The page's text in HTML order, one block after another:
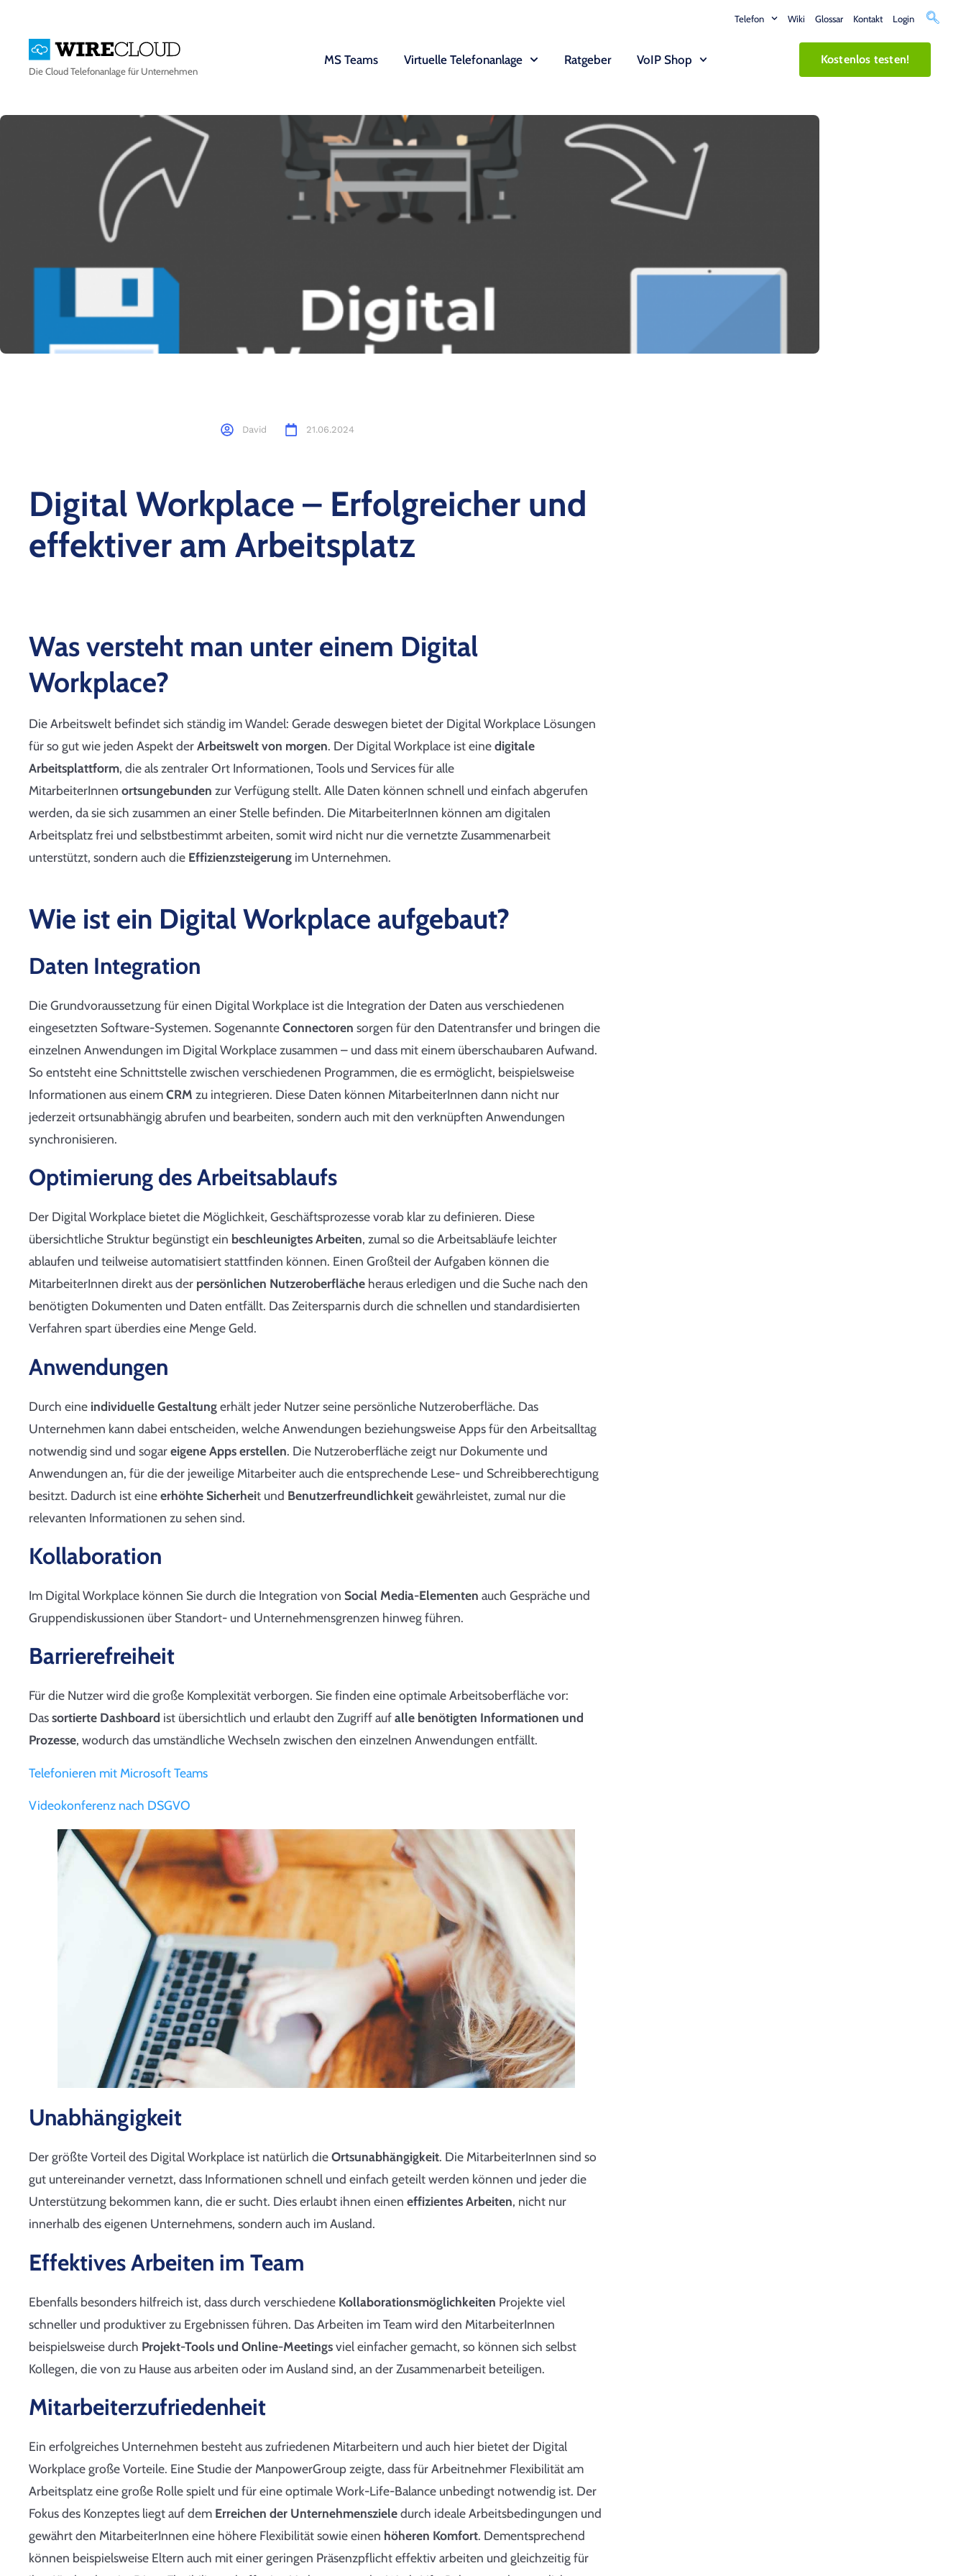
Telefon Wiki Glossar Kontakt Login
DieCloud Telefonanlagefür Unternehmen
MS Teams Virtuelle Telefonanlage Ratgeber VoIP Shop Kostenlos testen!
David 21.06.2024
Digital Workplace – Erfolgreicher und
effektiver am Arbeitsplatz
Was versteht man unter einem Digital
Workplace?
Die Arbeitswelt befindet sich ständig im Wandel: Gerade deswegen bietet der Digital Workplace Lösungen
für so gut wie jeden AspektderArbeitswelt von morgen. Der Digital Workplace ist einedigitale
Arbeitsplattform, die als zentraler Ort Informationen, Tools und Services für alle
MitarbeiterInnen ortsungebunden zur Verfügung stellt. Alle Daten können schnell und einfach abgerufen
werden, da sie sich zusammen an einer Stelle befinden. Die MitarbeiterInnen können am digitalen
Arbeitsplatz frei und selbstbestimmt arbeiten, somit wird nicht nur die vernetzte Zusammenarbeit
unterstützt, sondern auch die Effizienzsteigerung im Unternehmen.
Wie ist ein Digital Workplace aufgebaut?
Daten Integration
Die Grundvoraussetzung für einen Digital Workplace ist die Integration der Daten aus verschiedenen
eingesetzten Software-Systemen. SogenannteConnectoren sorgen für den Datentransfer und bringen die
einzelnen Anwendungen im Digital Workplace zusammen – und dass mit einem überschaubaren Aufwand.
So entsteht eine Schnittstelle zwischen verschiedenen Programmen, die es ermöglicht, beispielsweise
Informationen aus einemCRM zu integrieren. Diese Daten können MitarbeiterInnen dann nicht nur
jederzeit ortsunabhängig abrufen und bearbeiten, sondern auch mit den verknüpften Anwendungen
synchronisieren.
Optimierung des Arbeitsablaufs
Der Digital Workplace bietet die Möglichkeit, Geschäftsprozesse vorab klar zu definieren. Diese
übersichtliche Struktur begünstigt ein beschleunigtes Arbeiten, zumal so die Arbeitsabläufe leichter
ablaufen und teilweise automatisiert stattfinden können. Einen Großteil der Aufgaben können die
MitarbeiterInnen direkt aus der persönlichen Nutzeroberfläche heraus erledigen und die Suche nach den
benötigten Dokumenten und Daten entfällt. Das Zeitersparnis durch die schnellen und standardisierten
Verfahren spart überdies eine Menge Geld.
Anwendungen
Durch eine individuelle Gestaltungerhält jeder Nutzer seine persönliche Nutzeroberfläche. Das
Unternehmen kann dabei entscheiden, welche Anwendungen beziehungsweise Apps für den Arbeitsalltag
notwendig sind und sogareigene Apps erstellen. Die Nutzeroberfläche zeigt nur Dokumente und
Anwendungen an, für die der jeweilige Mitarbeiter auch die entsprechende Lese- und Schreibberechtigung
besitzt. Dadurch ist eineerhöhte Sicherheit und Benutzerfreundlichkeitgewährleistet, zumal nur die
relevanten Informationen zu sehen sind.
Kollaboration
Im Digital Workplace können Sie durch die Integration von Social Media-Elementen auch Gespräche und
Gruppendiskussionen über Standort- und Unternehmensgrenzen hinweg führen.
Barrierefreiheit
Für die Nutzer wird die große Komplexität verborgen. Sie finden eine optimale Arbeitsoberfläche vor:
Dassortierte Dashboard ist übersichtlich und erlaubt den Zugriff aufalle benötigten Informationen und
Prozesse, wodurch das umständliche Wechseln zwischen den einzelnen Anwendungen entfällt.
Telefonieren mit Microsoft Teams
Videokonferenz nach DSGVO
Unabhängigkeit
Der größte Vorteil des Digital Workplace ist natürlich dieOrtsunabhängigkeit. Die MitarbeiterInnen sind so
gut untereinander vernetzt, dass Informationen schnell und einfach geteilt werden können und jeder die
Unterstützung bekommen kann, die er sucht. Dies erlaubt ihnen einen effizientes Arbeiten, nicht nur
innerhalb des eigenen Unternehmens, sondern auch im Ausland.
Effektives Arbeiten im Team
Ebenfalls besonders hilfreich ist, dass durch verschiedene Kollaborationsmöglichkeiten Projekte viel
schneller und produktiver zu Ergebnissen führen. Das Arbeiten im Team wird den MitarbeiterInnen
beispielsweise durch Projekt-Tools und Online-Meetingsviel einfacher gemacht, so können sich selbst
Kollegen, die von zu Hause aus arbeiten oder im Ausland sind, an der Zusammenarbeit beteiligen.
Mitarbeiterzufriedenheit
Ein erfolgreiches Unternehmen besteht aus zufriedenen Mitarbeitern und auch hier bietet der Digital
Workplace große Vorteile. Eine Studie der ManpowerGroup zeigte, dass für Arbeitnehmer Flexibilität am
Arbeitsplatz eine große Rolle spielt und für eine optimale Work-Life-Balance unbedingt notwendig ist. Der
Fokus des Konzeptes liegt auf dem Erreichen der Unternehmenszieledurch ideale Arbeitsbedingungen und
gewährt den MitarbeiterInnen eine höhere Flexibilität sowie einen höheren Komfort. Dementsprechend
können beispielsweise Eltern auch mit einer geringen Präsenzpflicht effektiv arbeiten und gleichzeitig für